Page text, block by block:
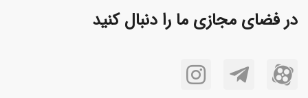
در فضای مجازی ما را دنبال کنید